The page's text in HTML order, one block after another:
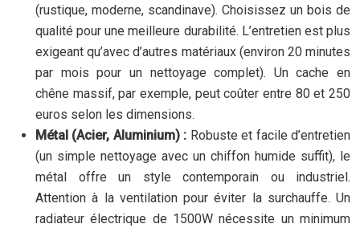
(rustique, moderne, scandinave). Choisissez un bois de
qualité pour une meilleure durabilité. L’entretien est plus
exigeant qu’avec d’autres matériaux (environ 20 minutes
par mois pour un nettoyage complet). Un cache en
chêne massif, par exemple, peut coûter entre 80 et 250
euros selon les dimensions.
Métal (Acier, Aluminium) : Robuste et facile d’entretien
(un simple nettoyage avec un chiffon humide suffit), le
métal offre un style contemporain ou industriel.
Attention à la ventilation pour éviter la surchauffe. Un
radiateur électrique de 1500W nécessite un minimum